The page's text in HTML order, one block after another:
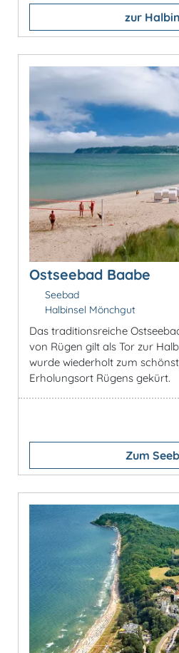
zur
Ostseebad Baabe
Seebad
Halbinsel Mönchgut
Das traditionsreiche
von Rügen gilt als Tor zur
wurde wiederholt zum
Erholungsort Rügens gekürt.
Zum